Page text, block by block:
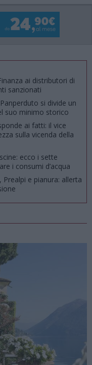
ai distributori di
sanzionati
si divide un
suo minimo storico
ai fatti: il vice
sulla vicenda della
ecco i sette
i consumi d’acqua
e pianura: allerta